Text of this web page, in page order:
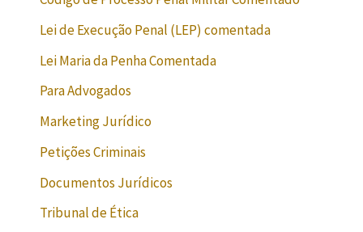
Lei de Execução Penal (LEP) comentada
Lei Maria da Penha Comentada
Para Advogados
Marketing Jurídico
Petições Criminais
Documentos Jurídicos
Tribunal de Ética